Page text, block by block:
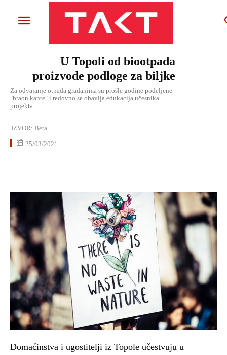
U Topoli od biootpada
proizvode podloge za biljke
Za odvajanje otpada građanima su prošle godine podeljene
"braon kante" i redovno se obavlja edukacija učesnika
projekta.
IZVOR: Beta
25/03/2021
Domaćinstva i ugostitelji iz Topole učestvuju u